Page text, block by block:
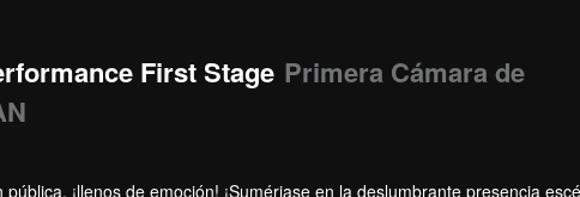
First Stage Primera Cámara de
¡llenos de emoción! ¡Sumérjase en la deslumbrante presencia